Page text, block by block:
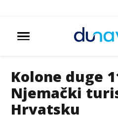
Kolone duge
Njemački
Hrvatsku